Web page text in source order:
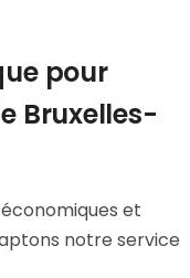
pour
Bruxelles-
et
notre service